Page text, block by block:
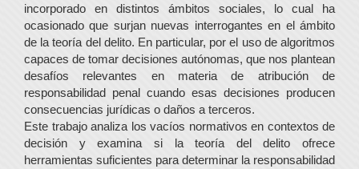
incorporado en distintos ámbitos sociales, lo cual ha
ocasionado que surjan nuevas interrogantes en el ámbito
de la teoría del delito. En particular, por el uso de algoritmos
capaces de tomar decisiones autónomas, que nos plantean
desafíos relevantes en materia de atribución de
responsabilidad penal cuando esas decisiones producen
consecuencias jurídicas o daños a terceros.
Este trabajo analiza los vacíos normativos en contextos de
decisión y examina si la teoría del delito ofrece
herramientas suficientes para determinar la responsabilidad